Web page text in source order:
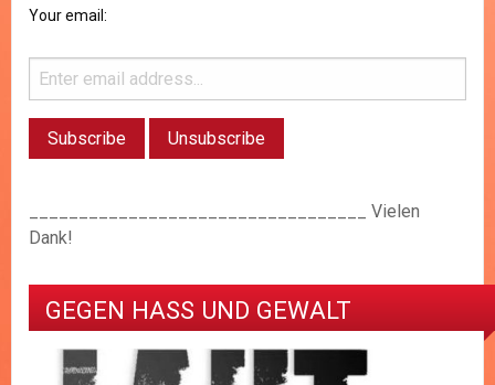
Your email:
__________________________________ Vielen
Dank!
GEGEN HASS UND GEWALT